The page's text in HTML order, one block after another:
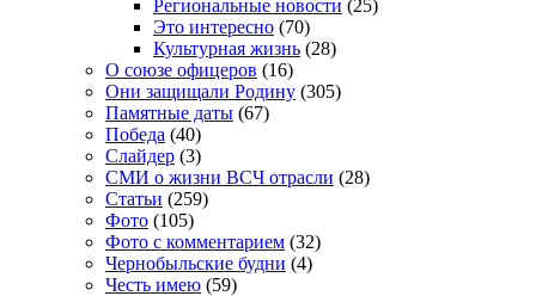
Региональные новости (25)
Это интересно (70)
Культурная жизнь (28)
О союзе офицеров (16)
Они защищали Родину (305)
Памятные даты (67)
Победа (40)
Слайдер (3)
СМИ о жизни ВСЧ отрасли (28)
Статьи (259)
Фото (105)
Фото с комментарием (32)
Чернобыльские будни (4)
Честь имею (59)